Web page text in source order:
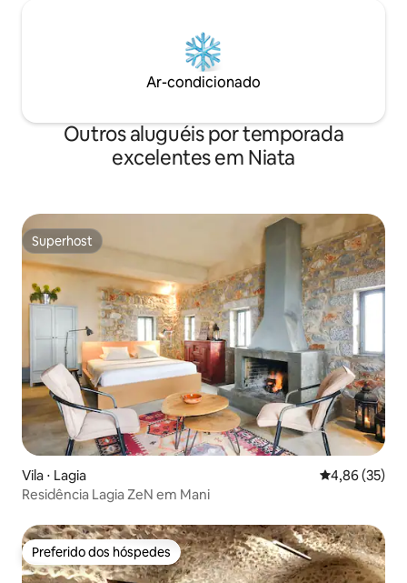
Ar-condicionado
Outros aluguéis por temporada
excelentes em Niata
Superhost
Superhost
Vila ⋅ Lagia 4,86 de uma
4,86 (35)
Residência Lagia ZeN em Mani
Preferido dos hóspedes
Preferido dos hóspedes